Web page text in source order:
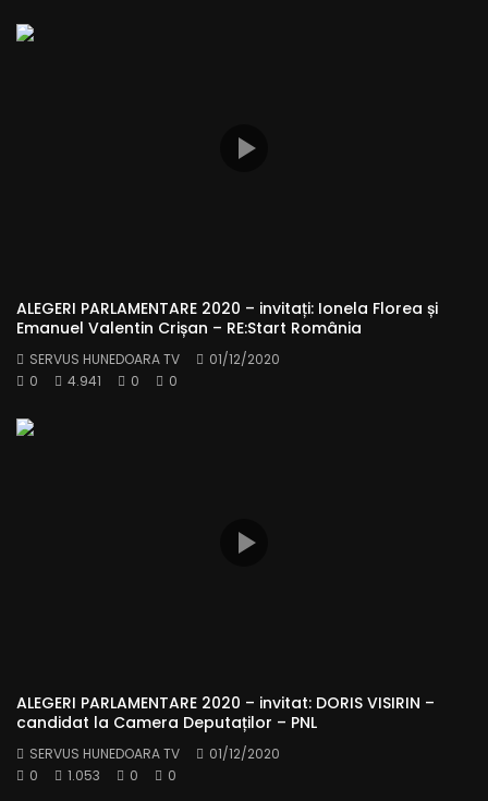
ALEGERI PARLAMENTARE 2020 – invitați: Ionela Florea și
Emanuel Valentin Crișan – RE:Start România
SERVUS HUNEDOARA TV
01/12/2020
0
4.941 0 0
ALEGERI PARLAMENTARE 2020 – invitat: DORIS VISIRIN –
candidat la Camera Deputaților – PNL
SERVUS HUNEDOARA TV
01/12/2020
0
1.053 0 0